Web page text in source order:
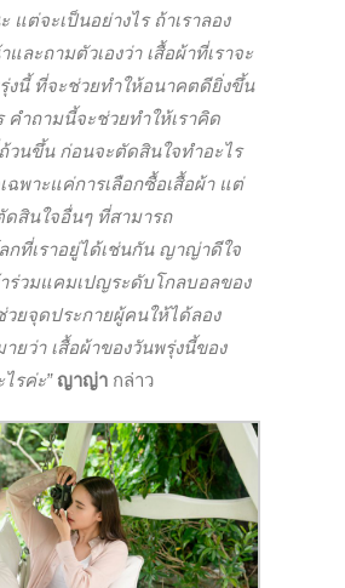
แต่จะเป็นอย่างไร ถ้าเราลอง
ละถามตัวเองว่า เสื้อผ้าที่เราจะ
งนี้ ที่จะช่วยทำให้อนาคตดียิ่งขึ้น
คำถามนี้จะช่วยทำให้เราคิด
วนขึ้น ก่อนจะตัดสินใจทำอะไร
ฉพาะแค่การเลือกซื้อเสื้อผ้า แต่
ดสินใจอื่นๆ ที่สามารถ
กที่เราอยู่ได้เช่นกัน ญาญ่าดีใจ
ร่วมแคมเปญระดับโกลบอลของ
วยจุดประกายผู้คนให้ได้ลอง
ยว่า เสื้อผ้าของวันพรุ่งนี้ของ
รค่ะ” ญาญ่า กล่าว